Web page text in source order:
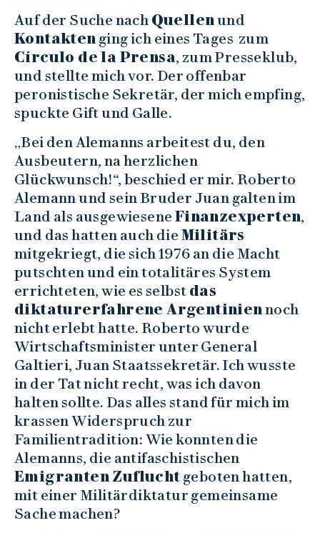
Auf der Suche nach Quellenund
Kontakten ging ich eines Tages zum
Círculo de la Prensa, zum Presseklub,
und stellte mich vor. Der offenbar
peronistische Sekretär, der mich empfing,
spuckte Gift und Galle.
„Bei den Alemanns arbeitest du, den
Ausbeutern, na herzlichen
Glückwunsch!“, beschied er mir. Roberto
Alemann und sein Bruder Juan galten im
Land als ausgewiesene Finanzexperten,
und das hatten auch die Militärs
mitgekriegt, die sich 1976 an die Macht
putschten und ein totalitäres System
errichteten, wie es selbst das
diktaturerfahrene Argentiniennoch
nicht erlebt hatte. Roberto wurde
Wirtschaftsminister unter General
Galtieri, Juan Staatssekretär. Ich wusste
in der Tat nicht recht, was ich davon
halten sollte. Das alles stand für mich im
krassen Widerspruch zur
Familientradition: Wie konnten die
Alemanns, die antifaschistischen
Emigranten Zuflucht geboten hatten,
mit einer Militärdiktatur gemeinsame
Sache machen?